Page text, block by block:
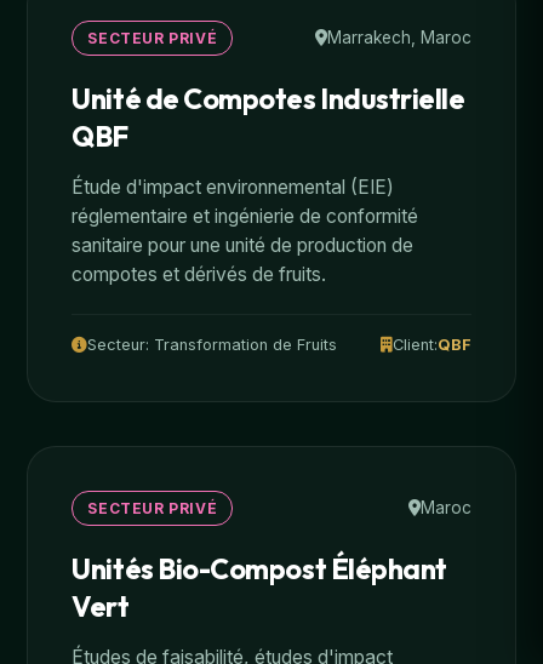
SECTEUR PRIVÉ Marrakech, Maroc
Unité de Compotes Industrielle
QBF
Étude d'impact environnemental (EIE)
réglementaire et ingénierie de conformité
sanitaire pour une unité de production de
compotes et dérivés de fruits.
Secteur: Transformation de Fruits Client:QBF
SECTEUR PRIVÉ Maroc
Unités Bio-Compost Éléphant
Vert
Études de faisabilité, études d'impact